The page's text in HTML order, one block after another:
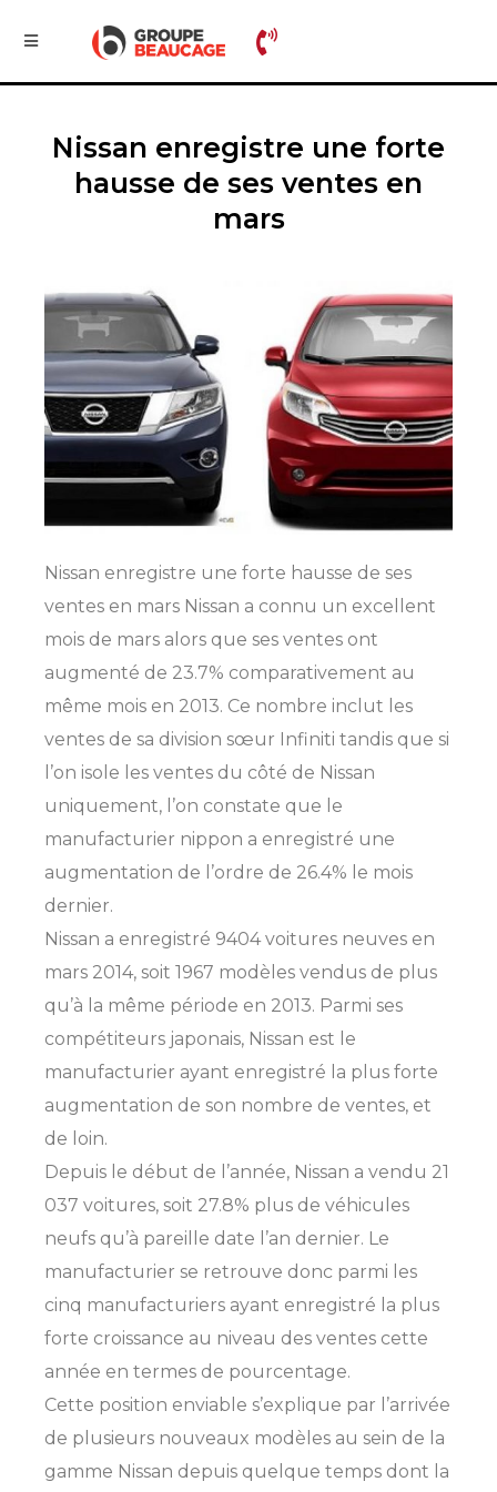
Nissan enregistre une forte
hausse de ses ventes en
mars
Nissan enregistre une forte hausse de ses
ventes en mars Nissan a connu un excellent
mois de mars alors que ses ventes ont
augmenté de 23.7% comparativement au
même mois en 2013. Ce nombre inclut les
ventes de sa division sœur Infiniti tandis que si
l’on isole les ventes du côté de Nissan
uniquement, l’on constate que le
manufacturier nippon a enregistré une
augmentation de l’ordre de 26.4% le mois
dernier.
Nissan a enregistré 9404 voitures neuves en
mars 2014, soit 1967 modèles vendus de plus
qu’à la même période en 2013. Parmi ses
compétiteurs japonais, Nissan est le
manufacturier ayant enregistré la plus forte
augmentation de son nombre de ventes, et
de loin.
Depuis le début de l’année, Nissan a vendu 21
037 voitures, soit 27.8% plus de véhicules
neufs qu’à pareille date l’an dernier. Le
manufacturier se retrouve donc parmi les
cinq manufacturiers ayant enregistré la plus
forte croissance au niveau des ventes cette
année en termes de pourcentage.
Cette position enviable s’explique par l’arrivée
de plusieurs nouveaux modèles au sein de la
gamme Nissan depuis quelque temps dont la